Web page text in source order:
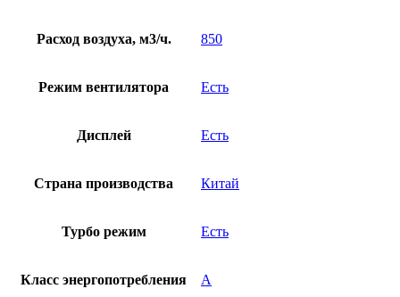
Расход воздуха, м3/ч. 850
Режим вентилятора Есть
Дисплей Есть
Страна производства Китай
Турбо режим Есть
Класс энергопотребления A